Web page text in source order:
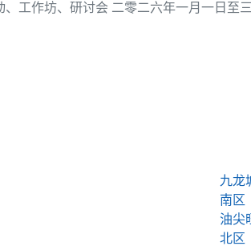
、工作坊、研讨会 二零二六年一月一日至
九龙
南区
油尖
北区